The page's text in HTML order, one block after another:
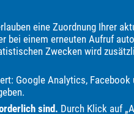
eine Zuordnung Ihrer
bei einem erneuten Aufruf
Zwecken wird
Google Analytics,
sind. Durch Klick auf
Automarken an:
Reisemobile Carado
LMC Lada Land Rover
Weinsberg e.GO